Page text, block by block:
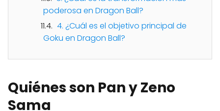
poderosa en Dragon Ball?
4. ¿Cuál es el objetivo principal de
Goku en Dragon Ball?
Quiénes son Pan y Zeno
Sama